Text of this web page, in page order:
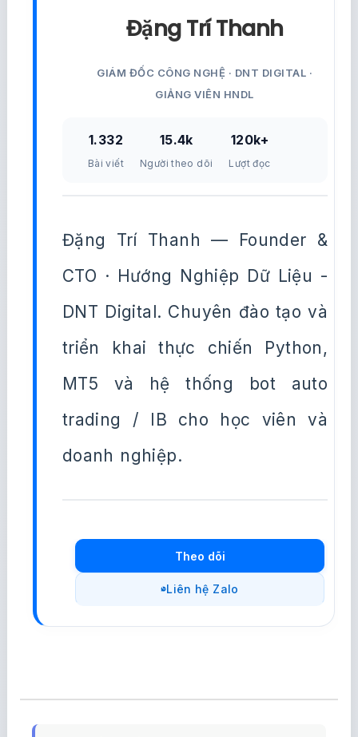
Đặng Trí Thanh
GIÁM ĐỐC CÔNG NGHỆ · DNT DIGITAL ·
GIẢNG VIÊN HNDL
1.332
Bài viết
15.4k
Người theo dõi
120k+
Lượt đọc
Đặng Trí Thanh — Founder &
CTO · Hướng Nghiệp Dữ Liệu -
DNT Digital. Chuyên đào tạo và
triển khai thực chiến Python,
MT5 và hệ thống bot auto
trading / IB cho học viên và
doanh nghiệp.
Theo dõi
Liên hệ Zalo